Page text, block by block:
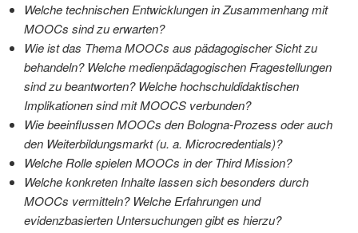
Welche technischen Entwicklungen in Zusammenhang mit
MOOCs sind zu erwarten?
Wie ist das Thema MOOCs aus pädagogischer Sicht zu
behandeln? Welche medienpädagogischen Fragestellungen
sind zu beantworten? Welche hochschuldidaktischen
Implikationen sind mit MOOCS verbunden?
Wie beeinflussen MOOCs den Bologna-Prozess oder auch
den Weiterbildungsmarkt (u. a. Microcredentials)?
Welche Rolle spielen MOOCs in der Third Mission?
Welche konkreten Inhalte lassen sich besonders durch
MOOCs vermitteln? Welche Erfahrungen und
evidenzbasierten Untersuchungen gibt es hierzu?